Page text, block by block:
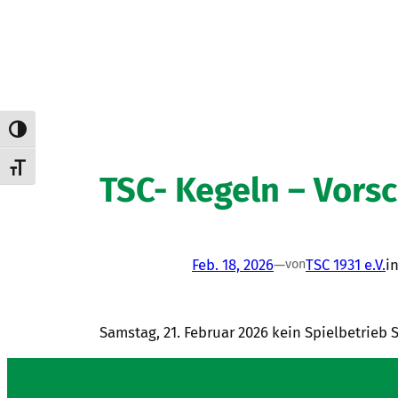
Umschalten auf hohe Kontraste
Schrift vergrößernTSC- Kegeln –
Feb. 18, 2026—vonTSC 1931 e.V.in
Samstag, 21. Februar 2026 kein Spielbetrieb